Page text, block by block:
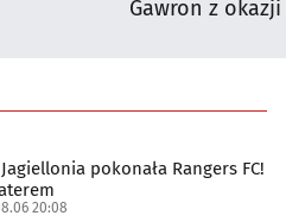
Gawron z
pokonała Rangers FC!
20:08